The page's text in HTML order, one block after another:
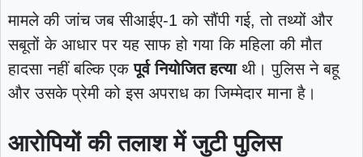
मामले की जांच जब सीआईए-1 को सौंपी गई, तो तथ्यों और
सबूतों के आधार पर यह साफ हो गया कि महिला की मौत
हादसा नहीं बल्कि एकपूर्व नियोजित हत्याथी। पुलिस ने बहू
और उसके प्रेमी को इस अपराध का जिम्मेदार माना है।
आरोपियों की तलाश में जुटी पुलिस